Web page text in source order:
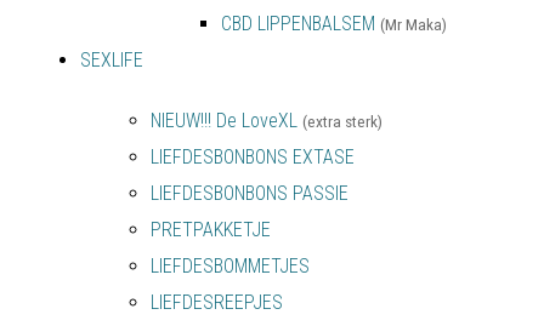
CBD LIPPENBALSEM (Mr Maka)
SEXLIFE
NIEUW!!! De LoveXL (extra sterk)
LIEFDESBONBONS EXTASE
LIEFDESBONBONS PASSIE
PRETPAKKETJE
LIEFDESBOMMETJES
LIEFDESREEPJES